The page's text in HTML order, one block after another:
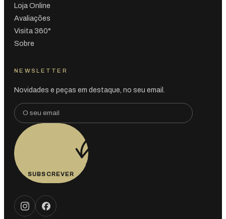
Loja Online
Avaliações
Visita 360°
Sobre
NEWSLETTER
Novidades e peças em destaque, no seu email.
SUBSCREVER